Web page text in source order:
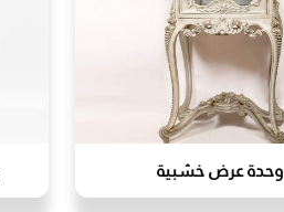
وحدة عرض خشبية